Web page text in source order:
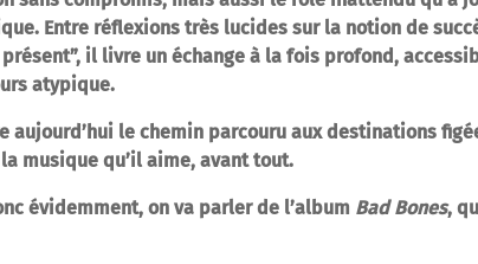
Entre réflexions très lucides sur la notion de
il livre un échange à la fois profond,
atypique.
le chemin parcouru aux destinations
musique qu’il aime, avant tout.
évidemment, on va parler de l’album Bad Bones,